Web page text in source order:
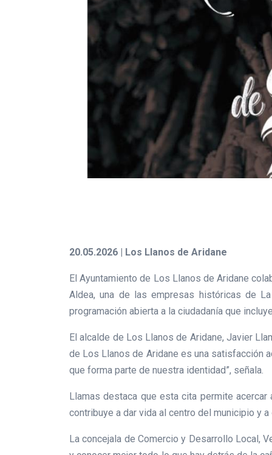
20.05.2026 | Los Llanos de Aridane
El Ayuntamiento de Los Llanos de Aridane
Aldea, una de las empresas históricas de
programación abierta a la ciudadanía que
El alcalde de Los Llanos de Aridane, Javier
de Los Llanos de Aridane es una satisfacción
que forma parte de nuestra identidad”, señala.
Llamas destaca que esta cita permite acercar
contribuye a dar vida al centro del municipio y
La concejala de Comercio y Desarrollo Local,